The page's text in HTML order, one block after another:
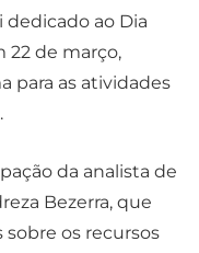
dedicado ao Dia
22 de março,
para as atividades
da analista de
Bezerra, que
os recursos